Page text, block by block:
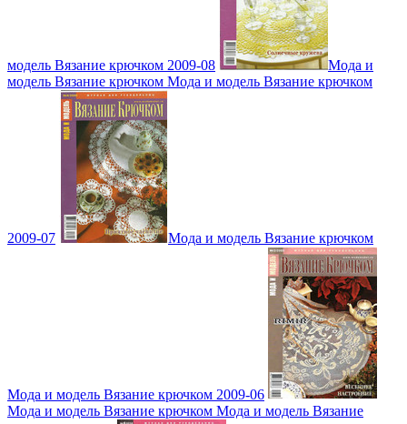
модель Вязание крючком 2009-08
Мода и
модель Вязание крючком Мода и модель Вязание крючком
2009-07 Мода и модель Вязание крючком
Мода и модель Вязание крючком 2009-06
Мода и модель Вязание крючком Мода и модель Вязание